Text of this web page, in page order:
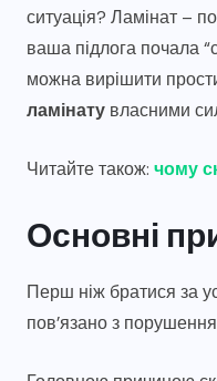
ситуація? Ламінат –
ваша підлога почала
можна вирішити
ламінату власними
Читайте також: чому
Основні
Перш ніж братися за
пов’язано з